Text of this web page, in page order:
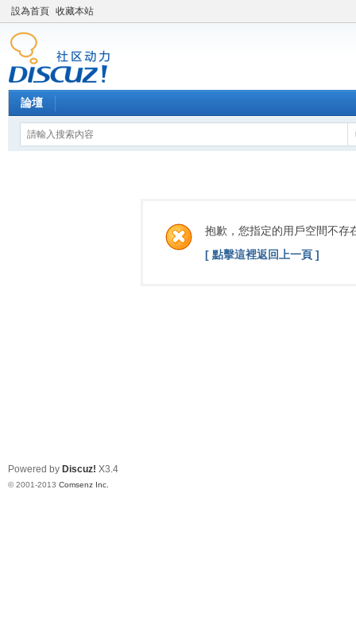
設為首頁 收藏本站
論壇
抱歉，您指定的用戶空間不存
[ 點擊這裡返回上一頁 ]
Powered by Discuz! X3.4
© 2001-2013 Comsenz Inc.